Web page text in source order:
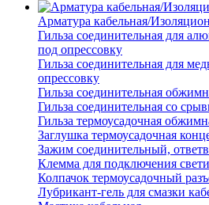
Арматура кабельная/
Гильза соединительная для
под опрессовку
Гильза соединительная для
опрессовку
Гильза соединительная
Гильза соединительная со
Гильза термоусадочная
Заглушка термоусадочная
Зажим соединительный,
Клемма для подключения
Колпачок термоусадочный
Лубрикант-гель для смазки